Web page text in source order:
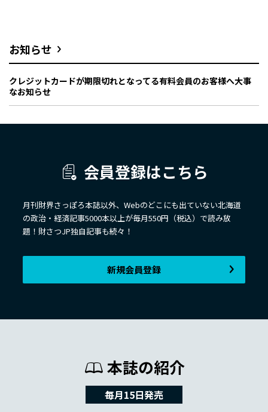
お知らせ
クレジットカードが期限切れとなってる有料会員のお客様へ大事
なお知らせ
会員登録はこちら
月刊財界さっぽろ本誌以外、Webのどこにも出ていない北海道
の政治・経済記事5000本以上が毎月550円（税込）で読み放
題！財さつJP独自記事も続々！
新規会員登録
本誌の紹介
毎月15日発売